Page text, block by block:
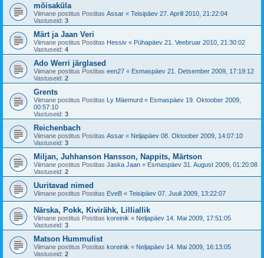
mõisaküla
Viimane postitus Postitas Assar « Teisipäev 27. Aprill 2010, 21:22:04
Vastuseid: 3
Märt ja Jaan Veri
Viimane postitus Postitas Hessiv « Pühapäev 21. Veebruar 2010, 21:30:02
Vastuseid: 4
Ado Werri järglased
Viimane postitus Postitas een27 « Esmaspäev 21. Detsember 2009, 17:19:12
Vastuseid: 2
Grents
Viimane postitus Postitas Ly Mäemurd « Esmaspäev 19. Oktoober 2009,
00:57:10
Vastuseid: 3
Reichenbach
Viimane postitus Postitas Assar « Neljapäev 08. Oktoober 2009, 14:07:10
Vastuseid: 3
Miljan, Juhhanson Hansson, Nappits, Märtson
Viimane postitus Postitas Jaska Jaan « Esmaspäev 31. August 2009, 01:20:08
Vastuseid: 2
Uuritavad nimed
Viimane postitus Postitas EveB « Teisipäev 07. Juuli 2009, 13:22:07
Närska, Pokk, Kivirähk, Lilliallik
Viimane postitus Postitas koreinik « Neljapäev 14. Mai 2009, 17:51:05
Vastuseid: 3
Matson Hummulist
Viimane postitus Postitas koreinik « Neljapäev 14. Mai 2009, 16:13:05
Vastuseid: 2